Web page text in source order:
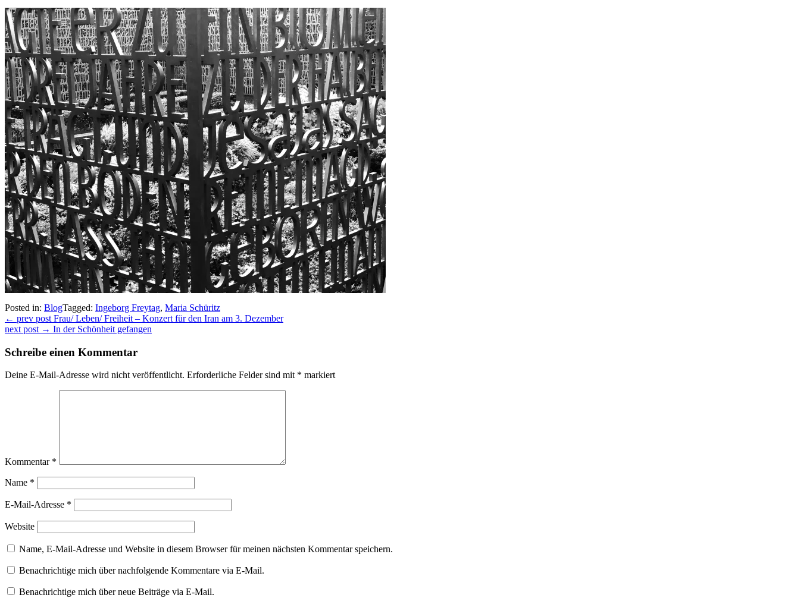
Posted in: BlogTagged: Ingeborg Freytag, Maria Schüritz
Beitragsnavigation
← prev post Frau/ Leben/ Freiheit – Konzert für den Iran am 3. Dezember
next post → In der Schönheit gefangen
Schreibe einen Kommentar
Deine E-Mail-Adresse wird nicht veröffentlicht. Erforderliche Felder sind mit * markiert
Kommentar *
Name *
E-Mail-Adresse *
Website
Name, E-Mail-Adresse und Website in diesem Browser für meinen nächsten Kommentar speichern.
Benachrichtige mich über nachfolgende Kommentare via E-Mail.
Benachrichtige mich über neue Beiträge via E-Mail.